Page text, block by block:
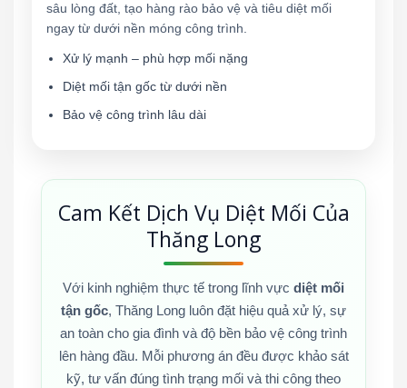
sâu lòng đất, tạo hàng rào bảo vệ và tiêu diệt mối
ngay từ dưới nền móng công trình.
Xử lý mạnh – phù hợp mối nặng
Diệt mối tận gốc từ dưới nền
Bảo vệ công trình lâu dài
Cam Kết Dịch Vụ Diệt Mối Của
Thăng Long
Với kinh nghiệm thực tế trong lĩnh vực diệt mối
tận gốc, Thăng Long luôn đặt hiệu quả xử lý, sự
an toàn cho gia đình và độ bền bảo vệ công trình
lên hàng đầu. Mỗi phương án đều được khảo sát
kỹ, tư vấn đúng tình trạng mối và thi công theo